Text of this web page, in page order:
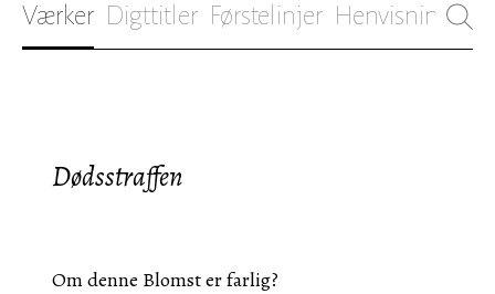
Værker Digttitler Førstelinjer Henvisninger
Dødsstraffen
Om denne Blomst er farlig?